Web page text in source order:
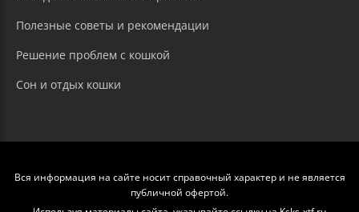
Полезные советы и рекомендации
Решение проблем с кошкой
Сон и отдых кошки
Вся информация на сайте носит справочный характер и не является
публичной офертой.